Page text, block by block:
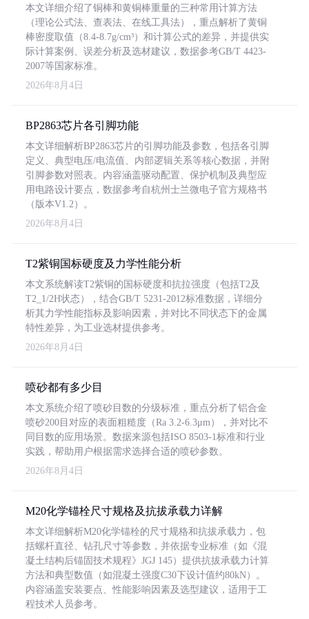
本文详细介绍了铜棒和黄铜棒重量的三种常用计算方法
（理论公式法、查表法、在线工具法），重点解析了黄铜
棒密度取值（8.4-8.7g/cm³）和计算公式的差异，并提供实
际计算案例、误差分析及选材建议，数据参考GB/T 4423-
2007等国家标准。
2026年8月4日
BP2863芯片各引脚功能
本文详细解析BP2863芯片的引脚功能及参数，包括各引脚
定义、典型电压/电流值、内部逻辑关系等核心数据，并附
引脚参数对照表。内容涵盖驱动配置、保护机制及典型应
用电路设计要点，数据参考自杭州士兰微电子官方规格书
（版本V1.2）。
2026年8月4日
T2紫铜国标硬度及力学性能分析
本文系统解读T2紫铜的国标硬度和抗拉强度（包括T2及
T2_1/2H状态），结合GB/T 5231-2012标准数据，详细分
析其力学性能指标及影响因素，并对比不同状态下的金属
特性差异，为工业选材提供参考。
2026年8月4日
喷砂都有多少目
本文系统介绍了喷砂目数的分级标准，重点分析了铝合金
喷砂200目对应的表面粗糙度（Ra 3.2-6.3μm），并对比不
同目数的应用场景。数据来源包括ISO 8503-1标准和行业
实践，帮助用户根据需求选择合适的喷砂参数。
2026年8月4日
M20化学锚栓尺寸规格及抗拔承载力详解
本文详细解析M20化学锚栓的尺寸规格和抗拔承载力，包
括螺杆直径、钻孔尺寸等参数，并依据专业标准（如《混
凝土结构后锚固技术规程》JGJ 145）提供抗拔承载力计算
方法和典型数值（如混凝土强度C30下设计值约80kN）。
内容涵盖安装要点、性能影响因素及选型建议，适用于工
程技术人员参考。